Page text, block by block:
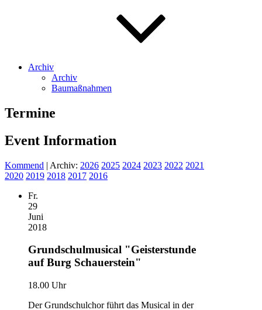
Archiv
Archiv
Baumaßnahmen
Termine
Event Information
Kommend | Archiv: 2026 2025 2024 2023 2022 2021
2020 2019 2018 2017 2016
Fr.
29
Juni
2018
Grundschulmusical "Geisterstunde
auf Burg Schauerstein"
18.00 Uhr
Der Grundschulchor führt das Musical in der